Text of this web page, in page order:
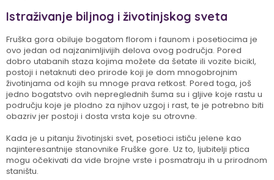
Istraživanje biljnog i životinjskog sveta
Fruška gora obiluje bogatom florom i faunom i posetiocima je
ovo jedan od najzanimljivijih delova ovog područja. Pored
dobro utabanih staza kojima možete da šetate ili vozite bicikl,
postoji i netaknuti deo prirode koji je dom mnogobrojnim
životinjama od kojih su mnoge prava retkost. Pored toga, još
jedno bogatstvo ovih nepreglednih šuma su i gljive koje rastu u
području koje je plodno za njihov uzgoj i rast, te je potrebno biti
obazriv jer postoji i dosta vrsta koje su otrovne.
Kada je u pitanju životinjski svet, posetioci ističu jelene kao
najinteresantnije stanovnike Fruške gore. Uz to, ljubitelji ptica
mogu očekivati da vide brojne vrste i posmatraju ih u prirodnom
staništu.